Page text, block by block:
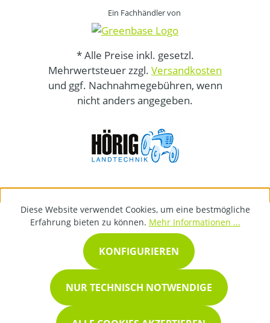
Ein Fachhändler von
* Alle Preise inkl. gesetzl.
Mehrwertsteuer zzgl. Versandkosten
und ggf. Nachnahmegebühren, wenn
nicht anders angegeben.
Diese Website verwendet Cookies, um eine bestmögliche
Erfahrung bieten zu können. Mehr Informationen ...
NUR TECHNISCH NOTWENDIGE
KONFIGURIEREN